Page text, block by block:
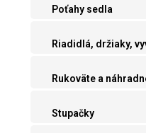
Poťahy sedla
Riadidlá, držiaky,
Rukoväte a
Stupačky